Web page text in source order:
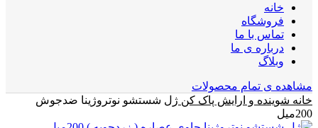
خانه
فروشگاه
تماس با ما
درباره ی ما
وبلاگ
مشاهده ی تمام محصولات
خانه شوینده و ارایش پاک کن ژل شستشو نوتروژینا ضدجوش
200میل